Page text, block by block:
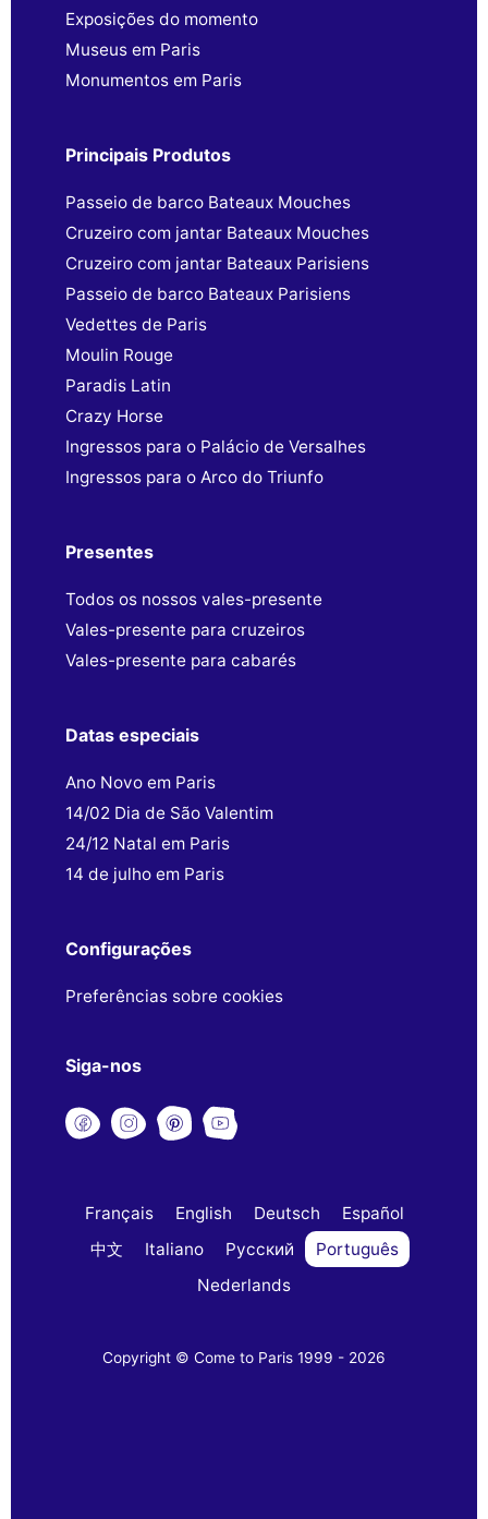
Exposições do momento
Museus em Paris
Monumentos em Paris
Principais Produtos
Passeio de barco Bateaux Mouches
Cruzeiro com jantar Bateaux Mouches
Cruzeiro com jantar Bateaux Parisiens
Passeio de barco Bateaux Parisiens
Vedettes de Paris
Moulin Rouge
Paradis Latin
Crazy Horse
Ingressos para o Palácio de Versalhes
Ingressos para o Arco do Triunfo
Presentes
Todos os nossos vales-presente
Vales-presente para cruzeiros
Vales-presente para cabarés
Datas especiais
Ano Novo em Paris
14/02 Dia de São Valentim
24/12 Natal em Paris
14 de julho em Paris
Configurações
Preferências sobre cookies
Siga-nos
Français English Deutsch
Español
中文
Italiano Русский
Português
Nederlands
Copyright © Come to Paris 1999 - 2026